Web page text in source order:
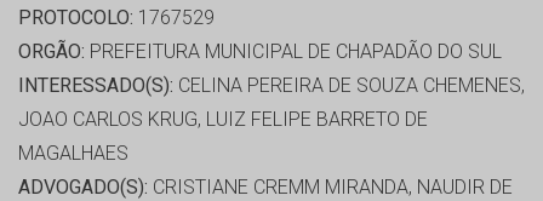
PROTOCOLO: 1767529
ORGÃO: PREFEITURA MUNICIPAL DE CHAPADÃO DO SUL
INTERESSADO(S): CELINA PEREIRA DE SOUZA CHEMENES,
JOAO CARLOS KRUG, LUIZ FELIPE BARRETO DE
MAGALHAES
ADVOGADO(S): CRISTIANE CREMM MIRANDA, NAUDIR DE